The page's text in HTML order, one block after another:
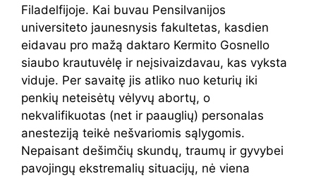
Filadelfijoje. Kai buvau Pensilvanijos
universiteto jaunesnysis fakultetas, kasdien
eidavau pro mažą daktaro Kermito Gosnello
siaubo krautuvėlę ir neįsivaizdavau, kas vyksta
viduje. Per savaitę jis atliko nuo keturių iki
penkių neteisėtų vėlyvų abortų, o
nekvalifikuotas (net ir paauglių) personalas
anesteziją teikė nešvariomis sąlygomis.
Nepaisant dešimčių skundų, traumų ir gyvybei
pavojingų ekstremalių situacijų, nė viena